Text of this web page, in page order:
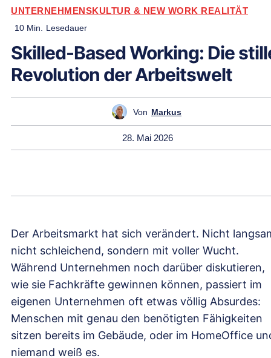
UNTERNEHMENSKULTUR & NEW WORK REALITÄT
10 Min. Lesedauer
Skilled-Based Working: Die
Revolution der Arbeitswelt
Von Markus
28. Mai 2026
Der Arbeitsmarkt hat sich verändert. Nicht
nicht schleichend, sondern mit voller Wucht.
Während Unternehmen noch darüber diskutieren,
wie sie Fachkräfte gewinnen können, passiert im
eigenen Unternehmen oft etwas völlig Absurdes:
Menschen mit genau den benötigten Fähigkeiten
sitzen bereits im Gebäude, oder im HomeOffice
niemand weiß es.